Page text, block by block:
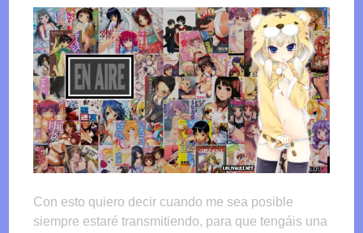
Con esto quiero decir cuando me sea posible
siempre estaré transmitiendo, para que tengáis una